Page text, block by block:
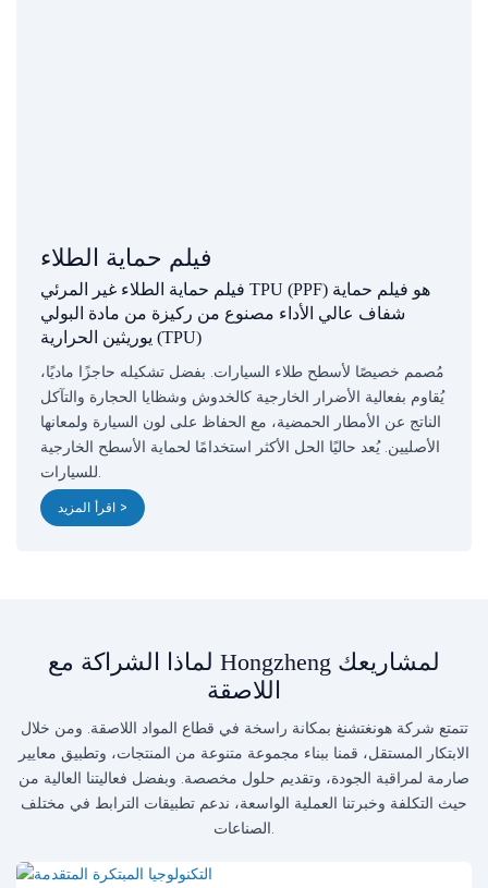
فيلم حماية الطلاء
فيلم حماية الطلاء غير المرئي TPU (PPF) هو فيلم حماية
شفاف عالي الأداء مصنوع من ركيزة من مادة البولي
يوريثين الحرارية (TPU)
مُصمم خصيصًا لأسطح طلاء السيارات. بفضل تشكيله حاجزًا ماديًا،
يُقاوم بفعالية الأضرار الخارجية كالخدوش وشظايا الحجارة والتآكل
الناتج عن الأمطار الحمضية، مع الحفاظ على لون السيارة ولمعانها
الأصليين. يُعد حاليًا الحل الأكثر استخدامًا لحماية الأسطح الخارجية
للسيارات.
اقرأ المزيد >
لماذا الشراكة مع Hongzheng لمشاريعك
اللاصقة
تتمتع شركة هونغتشنغ بمكانة راسخة في قطاع المواد اللاصقة. ومن خلال
الابتكار المستقل، قمنا ببناء مجموعة متنوعة من المنتجات، وتطبيق معايير
صارمة لمراقبة الجودة، وتقديم حلول مخصصة. وبفضل فعاليتنا العالية من
حيث التكلفة وخبرتنا العملية الواسعة، ندعم تطبيقات الترابط في مختلف
الصناعات.